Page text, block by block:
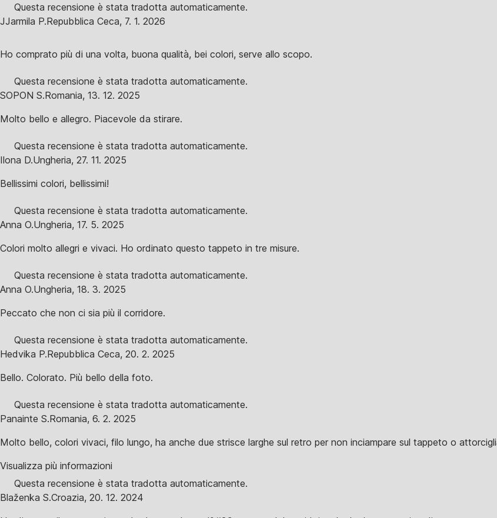
Questa recensione è stata tradotta automaticamente.
JJarmila P.Repubblica Ceca, 7. 1. 2026
Ho comprato più di una volta, buona qualità, bei colori, serve allo scopo.
Questa recensione è stata tradotta automaticamente.
SOPON S.Romania, 13. 12. 2025
Molto bello e allegro. Piacevole da stirare.
Questa recensione è stata tradotta automaticamente.
Ilona D.Ungheria, 27. 11. 2025
Bellissimi colori, bellissimi!
Questa recensione è stata tradotta automaticamente.
Anna O.Ungheria, 17. 5. 2025
Colori molto allegri e vivaci. Ho ordinato questo tappeto in tre misure.
Questa recensione è stata tradotta automaticamente.
Anna O.Ungheria, 18. 3. 2025
Peccato che non ci sia più il corridore.
Questa recensione è stata tradotta automaticamente.
Hedvika P.Repubblica Ceca, 20. 2. 2025
Bello. Colorato. Più bello della foto.
Questa recensione è stata tradotta automaticamente.
Panainte S.Romania, 6. 2. 2025
Molto bello, colori vivaci, filo lungo, ha anche due strisce larghe sul retro per non inciampare sul tappeto o
Visualizza più informazioni
Questa recensione è stata tradotta automaticamente.
Blaženka S.Croazia, 20. 12. 2024